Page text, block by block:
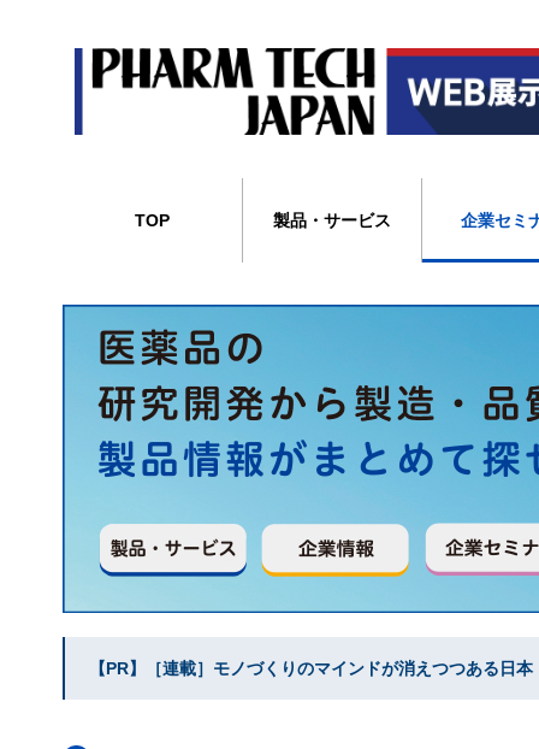
TOP 製品・サービス 企業セミ
【PR】［連載］モノづくりのマインドが消えつつある日